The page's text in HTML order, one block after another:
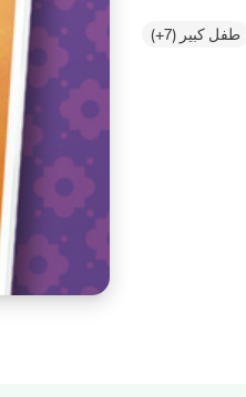
طفل كبير (7+)